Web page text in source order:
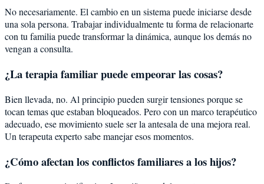
No necesariamente. El cambio en un sistema puede iniciarse desde
una sola persona. Trabajar individualmente tu forma de relacionarte
con tu familia puede transformar la dinámica, aunque los demás no
vengan a consulta.
¿La terapia familiar puede empeorar las cosas?
Bien llevada, no. Al principio pueden surgir tensiones porque se
tocan temas que estaban bloqueados. Pero con un marco terapéutico
adecuado, ese movimiento suele ser la antesala de una mejora real.
Un terapeuta experto sabe manejar esos momentos.
¿Cómo afectan los conflictos familiares a los hijos?